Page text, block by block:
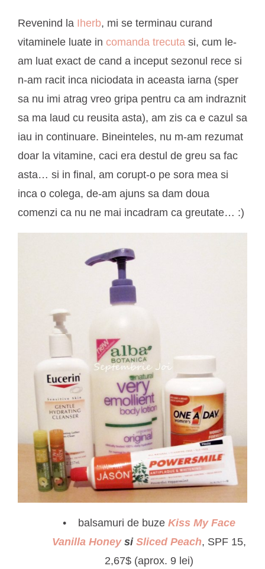
Revenind la Iherb, mi se terminau curand
vitaminele luate in comanda trecuta si, cum le-
am luat exact de cand a inceput sezonul rece si
n-am racit inca niciodata in aceasta iarna (sper
sa nu imi atrag vreo gripa pentru ca am indraznit
sa ma laud cu reusita asta), am zis ca e cazul sa
iau in continuare. Bineinteles, nu m-am rezumat
doar la vitamine, caci era destul de greu sa fac
asta… si in final, am corupt-o pe sora mea si
inca o colega, de-am ajuns sa dam doua
comenzi ca nu ne mai incadram ca greutate… :)
balsamuri de buze Kiss My Face
Vanilla Honeysi Sliced Peach, SPF 15,
2,67$ (aprox. 9 lei)